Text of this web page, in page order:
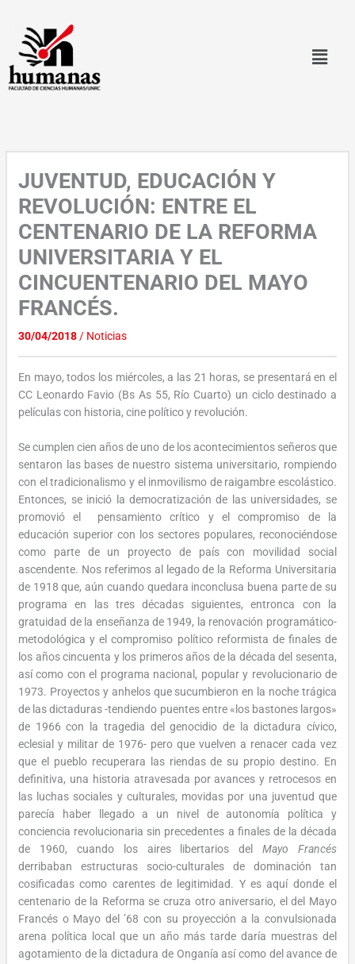
contenido
JUVENTUD, EDUCACIÓN Y
REVOLUCIÓN: ENTRE EL
CENTENARIO DE LA REFORMA
UNIVERSITARIA Y EL
CINCUENTENARIO DEL MAYO
FRANCÉS.
30/04/2018/ Noticias
En mayo, todos los miércoles, a las 21 horas, se presentará en el
CC Leonardo Favio (Bs As 55, Río Cuarto) un ciclo destinado a
películas con historia, cine político y revolución.
Se cumplen cien años de uno de los acontecimientos señeros que
sentaron las bases de nuestro sistema universitario, rompiendo
con el tradicionalismo y el inmovilismo de raigambre escolástico.
Entonces, se inició la democratización de las universidades, se
promovió el pensamiento crítico y el compromiso de la
educación superior con los sectores populares, reconociéndose
como parte de un proyecto de país con movilidad social
ascendente. Nos referimos al legado de la Reforma Universitaria
de 1918 que, aún cuando quedara inconclusa buena parte de su
programa en las tres décadas siguientes, entronca con la
gratuidad de la enseñanza de 1949, la renovación programático-
metodológica y el compromiso político reformista de finales de
los años cincuenta y los primeros años de la década del sesenta,
así como con el programa nacional, popular y revolucionario de
1973. Proyectos y anhelos que sucumbieron en la noche trágica
de las dictaduras -tendiendo puentes entre «los bastones largos»
de 1966 con la tragedia del genocidio de la dictadura cívico,
eclesial y militar de 1976- pero que vuelven a renacer cada vez
que el pueblo recuperara las riendas de su propio destino. En
definitiva, una historia atravesada por avances y retrocesos en
las luchas sociales y culturales, movidas por una juventud que
parecía haber llegado a un nivel de autonomía política y
conciencia revolucionaria sin precedentes a finales de la década
de 1960, cuando los aires libertarios delMayo Francés
derribaban estructuras socio-culturales de dominación tan
cosificadas como carentes de legitimidad. Y es aquí donde el
centenario de la Reforma se cruza otro aniversario, el del Mayo
Francés o Mayo del ’68 con su proyección a la convulsionada
arena política local que un año más tarde daría muestras del
agotamiento de la dictadura de Onganía así como del avance de